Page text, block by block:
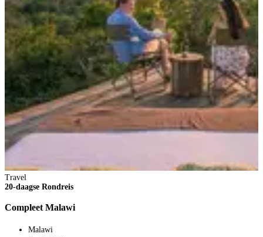
Travel
20-daagse Rondreis
Compleet Malawi
Malawi